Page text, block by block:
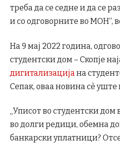
треба да се седне и да се
и со одговорните во МОН“,
На 9 мај 2022 година,
студентски дом – Скопје
дигитализација на
Сепак, оваа новина сè уште
„Уписот во студентски дом
во долги редици, обемна
банкарски уплатници?